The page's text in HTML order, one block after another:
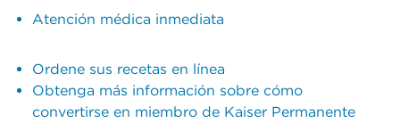
Atención médica inmediata
Ordene sus recetas en línea
Obtenga más información sobre cómo
convertirse en miembro de Kaiser Permanente